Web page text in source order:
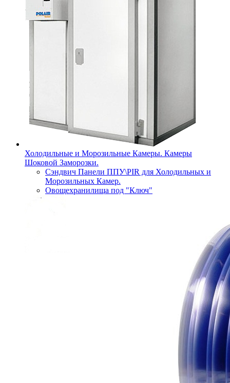
Холодильные и Морозильные Камеры. Камеры
Шоковой Заморозки.
Сэндвич Панели ППУ\PIR для Холодильных и
Морозильных Камер.
Овощехранилища под "Ключ"